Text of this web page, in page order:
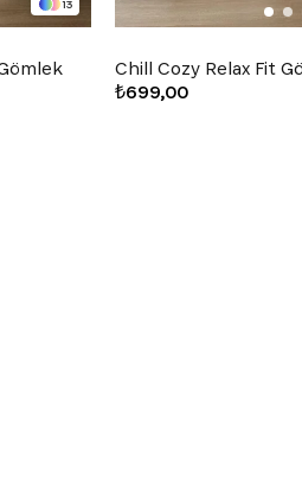
13
Chill Cozy Relax Fit
₺699,00